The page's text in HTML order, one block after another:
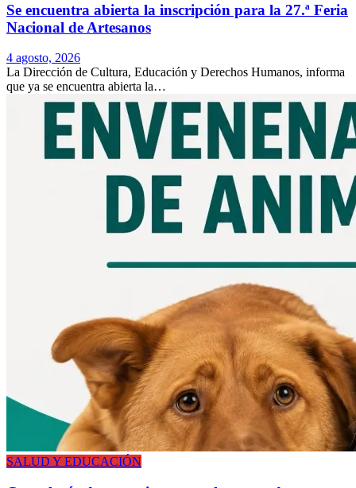
Se encuentra abierta la inscripción para la 27.ª Feria
Nacional de Artesanos
4 agosto, 2026
La Dirección de Cultura, Educación y Derechos Humanos, informa
que ya se encuentra abierta la…
SALUD Y EDUCACIÓN